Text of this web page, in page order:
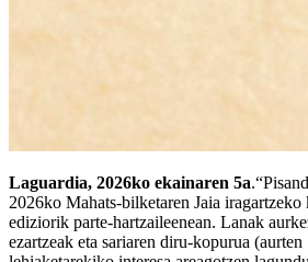
Laguardia, 2026ko ekainaren 5a
2026ko Mahats-bilketaren Jaia
ediziorik parte-hartzaileenean. Lanak
ezartzeak eta sariaren diru-kopurua